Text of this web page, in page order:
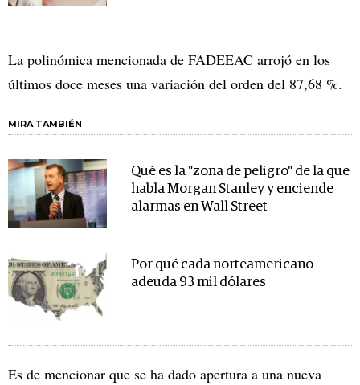
La polinómica mencionada de FADEEAC arrojó en los
últimos doce meses una variación del orden del 87,68 %.
MIRA TAMBIÉN
Qué es la "zona de peligro" de la que
habla Morgan Stanley y enciende
alarmas en Wall Street
Por qué cada norteamericano
adeuda 93 mil dólares
Es de mencionar que se ha dado apertura a una nueva